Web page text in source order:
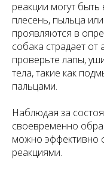
реакции могут
плесень, пыльца
проявляются в
собака страдает
проверьте лапы,
тела, такие как
пальцами.
Наблюдая за
своевременно
можно эффективно
реакциями.